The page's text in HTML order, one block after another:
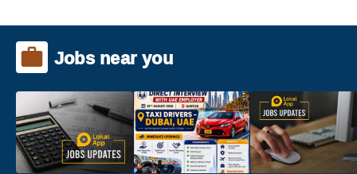
Jobs near you